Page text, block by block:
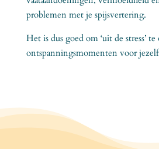
problemen met je spijsvertering.
Het is dus goed om ‘uit de stress’
ontspanningsmomenten voor